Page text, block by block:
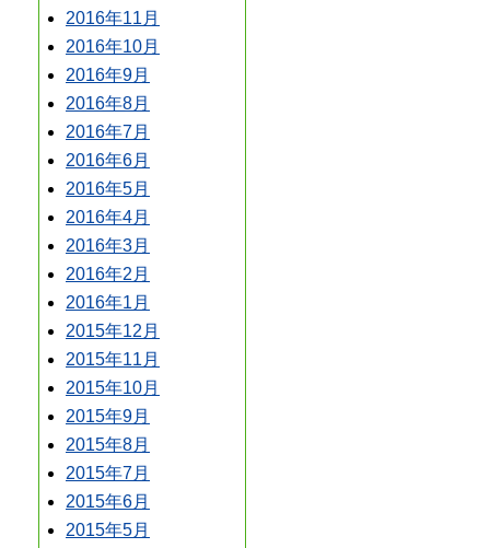
2016年11月
2016年10月
2016年9月
2016年8月
2016年7月
2016年6月
2016年5月
2016年4月
2016年3月
2016年2月
2016年1月
2015年12月
2015年11月
2015年10月
2015年9月
2015年8月
2015年7月
2015年6月
2015年5月